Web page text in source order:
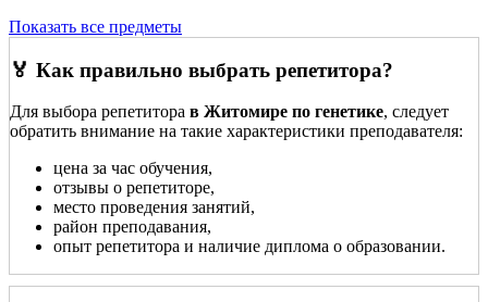
Показать все предметы
🏅 Как правильно выбрать репетитора?
Для выбора репетитора в Житомире по генетике, следует
обратить внимание на такие характеристики преподавателя:
цена за час обучения,
отзывы о репетиторе,
место проведения занятий,
район преподавания,
опыт репетитора и наличие диплома о образовании.